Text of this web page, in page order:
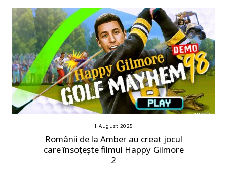
1 August 2025
Românii de la Amber au creat jocul
care însoțește filmul Happy Gilmore
2